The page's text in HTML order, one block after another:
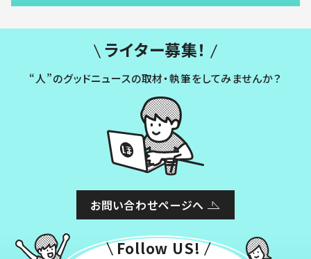
ライター募集！
“人”のグッドニュースの取材・執筆をしてみませんか？
お問い合わせページへ
Follow US!